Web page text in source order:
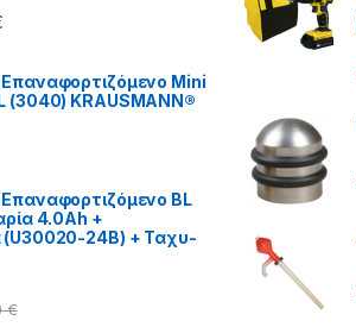
Price range: 3.70 € through 6.00 €
Mini
(3040) KRAUSMANN®
BL
4.0Ah +
24B) + Ταχυ-
€